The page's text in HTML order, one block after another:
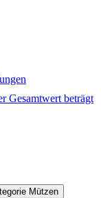
Gesamtwert beträgt
Mützen